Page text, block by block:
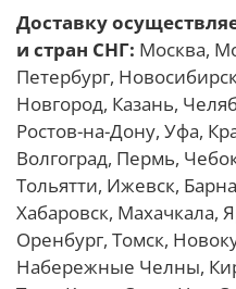
Доставку
и стран СНГ: Москва,
Петербург,
Новгород, Казань,
Ростов-на-Дону, Уфа,
Волгоград, Пермь,
Тольятти, Ижевск,
Хабаровск, Махачкала,
Оренбург, Томск,
Набережные Челны,